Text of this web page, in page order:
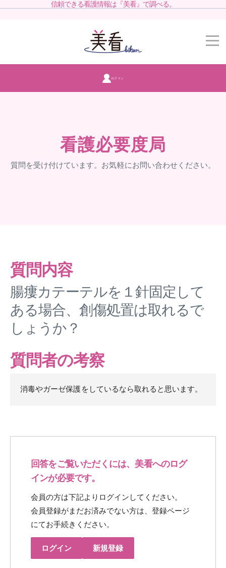
信頼できる看護情報は『美看』で調べる。
ログイン
看護必要度局
質問を受け付けています。お気軽にお問い合わせください。
質問内容
腸瘻カテーテルを１針固定して
ある場合、創傷処置は取れるで
しょうか？
質問者の考察
消毒やガーゼ保護をしているなら取れると思います。
回答をご覧いただくには、美看へのログ
インが必要です。
会員の方は下記よりログインしてください。
会員登録がまだお済みでない方は、登録ページ
にてお手続きください。
ログイン 新規登録